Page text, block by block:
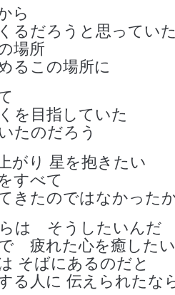
ら
るだろうと思ってい
場所
るこの場所に
を目指していた
たのだろう
がり 星を抱きたい
すべて
きたのではなかった
は そうしたいんだ
疲れた心を癒したい
そばにあるのだと
る人に 伝えられたな